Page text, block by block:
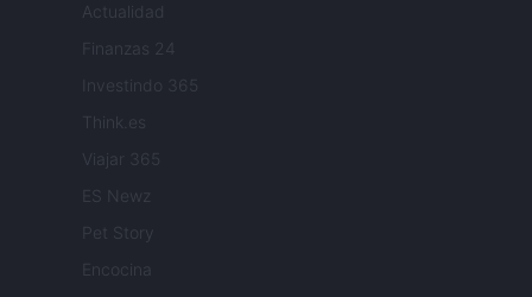
Actualidad
Finanzas 24
Investindo 365
Think.es
Viajar 365
ES Newz
Pet Story
Encocina